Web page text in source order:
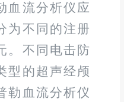
血流分析仪应
为不同的注册
。不同电击防
型的超声经颅
勒血流分析仪